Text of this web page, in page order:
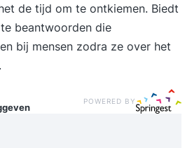
de tijd om te ontkiemen. Biedt
beantwoorden die
bij mensen zodra ze over het
POWERED BY